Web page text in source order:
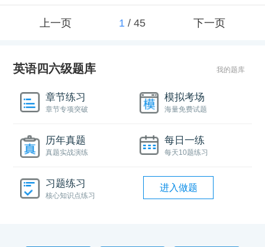
上一页 1 / 45 下一页
英语四六级题库 我的题库
章节练习
章节专项突破
模拟考场
海量免费试题
历年真题
真题实战演练
每日一练
每天10题练习
习题练习
核心知识点练习
进入做题